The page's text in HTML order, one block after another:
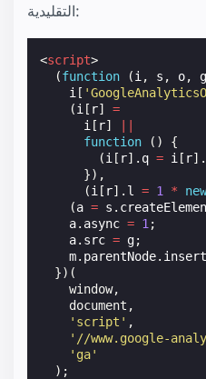
التقليدية:
<script>
(function (i , s , o, g
i [
(i [ r]
=
i [ r]
||
function
()
{
(i [ r]. q = i [ r].
}),
(i [ r]. l = 1 *
(a = s .
a. async = 1 ;
a. src = g;
m. parentNode.
})(
window,
document ,
'script' ,
'//www.google-
'ga'
);